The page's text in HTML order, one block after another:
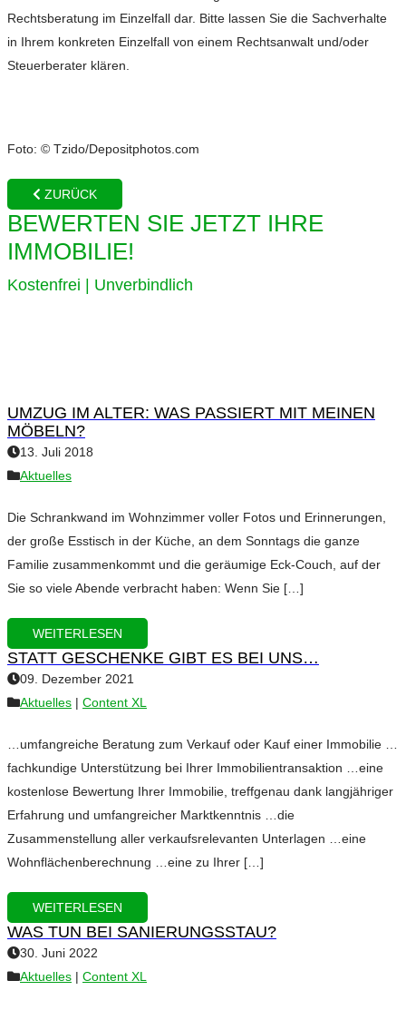
Rechtsberatung im Einzelfall dar. Bitte lassen Sie die Sachverhalte
in Ihrem konkreten Einzelfall von einem Rechtsanwalt und/oder
Steuerberater klären.
Foto: © Tzido/Depositphotos.com
ZURÜCK
BEWERTEN SIE JETZT IHRE
IMMOBILIE!
Kostenfrei | Unverbindlich
UMZUG IM ALTER: WAS PASSIERT MIT MEINEN
MÖBELN?
13. Juli 2018
Aktuelles
Die Schrankwand im Wohnzimmer voller Fotos und Erinnerungen,
der große Esstisch in der Küche, an dem Sonntags die ganze
Familie zusammenkommt und die geräumige Eck-Couch, auf der
Sie so viele Abende verbracht haben: Wenn Sie […]
WEITERLESEN
STATT GESCHENKE GIBT ES BEI UNS…
09. Dezember 2021
Aktuelles | Content XL
…umfangreiche Beratung zum Verkauf oder Kauf einer Immobilie …
fachkundige Unterstützung bei Ihrer Immobilientransaktion …eine
kostenlose Bewertung Ihrer Immobilie, treffgenau dank langjähriger
Erfahrung und umfangreicher Marktkenntnis …die
Zusammenstellung aller verkaufsrelevanten Unterlagen …eine
Wohnflächenberechnung …eine zu Ihrer […]
WEITERLESEN
WAS TUN BEI SANIERUNGSSTAU?
30. Juni 2022
Aktuelles | Content XL